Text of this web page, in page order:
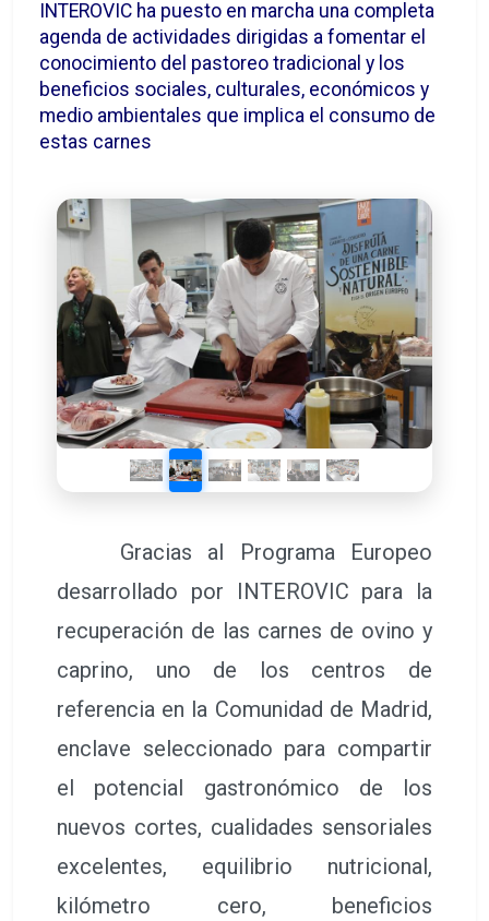
INTEROVIC ha puesto en marcha una completa
agenda de actividades dirigidas a fomentar el
conocimiento del pastoreo tradicional y los
beneficios sociales, culturales, económicos y
medio ambientales que implica el consumo de
estas carnes
Gracias al Programa Europeo
desarrollado por INTEROVIC para la
recuperación de las carnes de ovino y
caprino, uno de los centros de
referencia en la Comunidad de Madrid,
enclave seleccionado para compartir
el potencial gastronómico de los
nuevos cortes, cualidades sensoriales
excelentes, equilibrio nutricional,
kilómetro cero, beneficios